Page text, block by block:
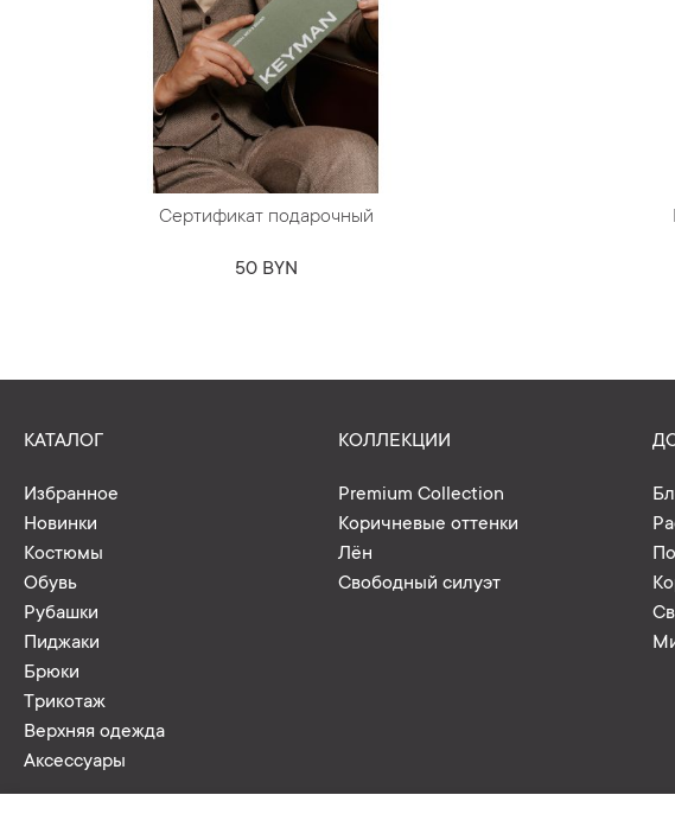
Сертификат подарочный
50 BYN
КАТАЛОГ
Избранное
Новинки
Костюмы
Обувь
Рубашки
Пиджаки
Брюки
Трикотаж
Верхняя одежда
Аксессуары
КОЛЛЕКЦИИ
Premium Collection
Коричневые оттенки
Лён
Свободный силуэт